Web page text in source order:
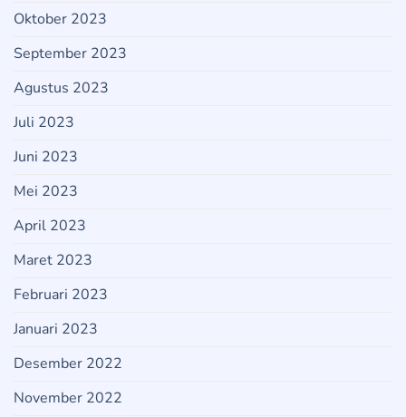
Oktober 2023
September 2023
Agustus 2023
Juli 2023
Juni 2023
Mei 2023
April 2023
Maret 2023
Februari 2023
Januari 2023
Desember 2022
November 2022